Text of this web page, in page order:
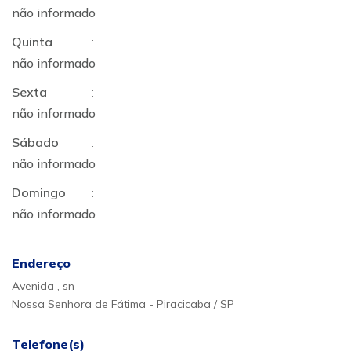
não informado
Quinta
:
não informado
Sexta
:
não informado
Sábado
:
não informado
Domingo
:
não informado
Endereço
Avenida , sn
Nossa Senhora de Fátima - Piracicaba / SP
Telefone(s)